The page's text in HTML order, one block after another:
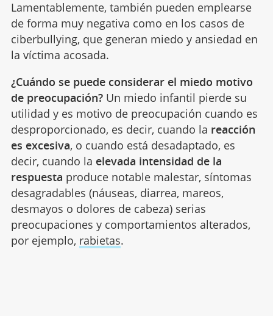
Lamentablemente, también pueden emplearse
de forma muy negativa como en los casos de
ciberbullying, que generan miedo y ansiedad en
la víctima acosada.
¿Cuándo se puede considerar el miedo motivo
de preocupación?Un miedo infantil pierde su
utilidad y es motivo de preocupación cuando es
desproporcionado, es decir, cuando la reacción
es excesiva, o cuando está desadaptado, es
decir, cuando la elevada intensidad de la
respuesta produce notable malestar, síntomas
desagradables (náuseas, diarrea, mareos,
desmayos o dolores de cabeza) serias
preocupaciones y comportamientos alterados,
por ejemplo, rabietas.